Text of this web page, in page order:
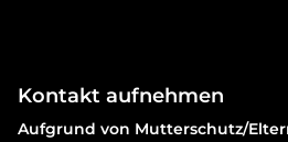
Kontakt aufnehmen
Aufgrund von Mutterschutz/